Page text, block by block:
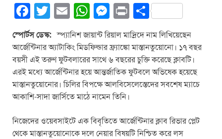
F
c
e
b
o
o
k
T
tt
er
E
m
ail
W
h
at
s
A
p
p
M
e
ss
e
n
g
er
Pr
in
t
S
h
ar
e
স্পোর্টস ডেস্ক:স্প্যানিশ জায়ান্ট রিয়াল মাদ্রিদে নাম লিখিয়েছেন
আর্জেন্টিনার অ্যাটাকিং মিডফিল্ডার ফ্র্যাঙ্কো মাস্তানতুয়োনো। ১৭ বছর
বয়সী এই তরুণ ফুটবলারের সাথে ৬ বছরের চুক্তি করেছে ক্লাবটি।
এরই মধ‍্যে আর্জেন্টিনার হয়ে আন্তর্জাতিক ফুটবলে অভিষেক হয়েছে
মাস্তানতুয়োনোর। চিলির বিপক্ষে আলবিসেলেস্তেদের সবশেষ ম্যাচে
আকাশি-সাদা জার্সিতে মাঠে নামেন তিনি।
নিজেদের ওয়েবসাইটে এক বিবৃতিতে আর্জেন্টিনার ক্লাব রিভার প্লেট
থেকে মাস্তানতুয়োনোকে দলে নেয়ার বিষয়টি নিশ্চিত করে লস